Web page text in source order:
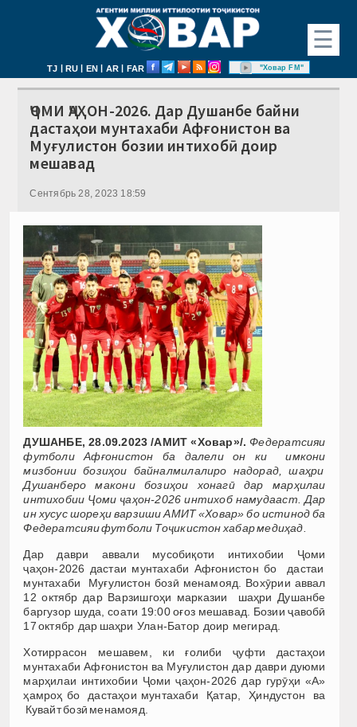
☰
TJ | RU | EN | AR | FAR "Ховар FM"
ҶОМИ ҶАҲОН-2026. Дар Душанбе байни
дастаҳои мунтахаби Афғонистон ва
Муғулистон бозии интихобӣ доир
мешавад
Сентябрь 28, 2023 18:59
ДУШАНБЕ, 28.09.2023 /АМИТ «Ховар»/.Федератсияи
футболи Афғонистон ба далели он ки имкони
мизбонии бозиҳои байналмилалиро надорад, шаҳри
Душанберо макони бозиҳои хонагӣ дар марҳилаи
интихобии Ҷоми ҷаҳон-2026 интихоб намудааст. Дар
ин хусус шореҳи варзиши АМИТ «Ховар» бо истинод ба
Федератсияи футболи Тоҷикистон хабар медиҳад.
Дар даври аввали мусобиқоти интихобии Ҷоми
ҷаҳон-2026 дастаи мунтахаби Афғонистон бо дастаи
мунтахаби Муғулистон бозӣ менамояд. Вохӯрии аввал
12 октябр дар Варзишгоҳи марказии шаҳри Душанбе
баргузор шуда, соати 19:00 оғоз мешавад. Бозии ҷавобӣ
17 октябр дар шаҳри Улан-Батор доир мегирад.
Хотиррасон мешавем, ки ғолиби ҷуфти дастаҳои
мунтахаби Афғонистон ва Муғулистон дар даври дуюми
марҳилаи интихобии Ҷоми ҷаҳон-2026 дар гурӯҳи «А»
ҳамроҳ бо дастаҳои мунтахаби Қатар, Ҳиндустон ва
Кувайт бозӣ менамояд.